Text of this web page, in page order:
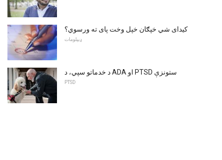
کیدای شي خپګان خپل وخت پای ته ورسوي؟
ډیپلومات
د خدماتو سپي، د ADA او PTSD ستونزې
PTSD